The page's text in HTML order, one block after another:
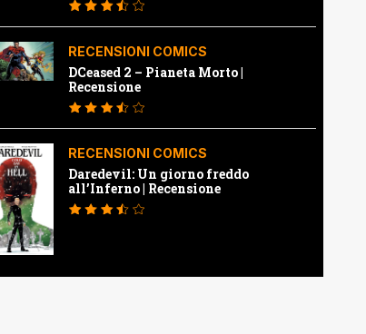
RECENSIONI COMICS
DCeased 2 – Pianeta Morto |
Recensione
RECENSIONI COMICS
Daredevil: Un giorno freddo
all’Inferno | Recensione